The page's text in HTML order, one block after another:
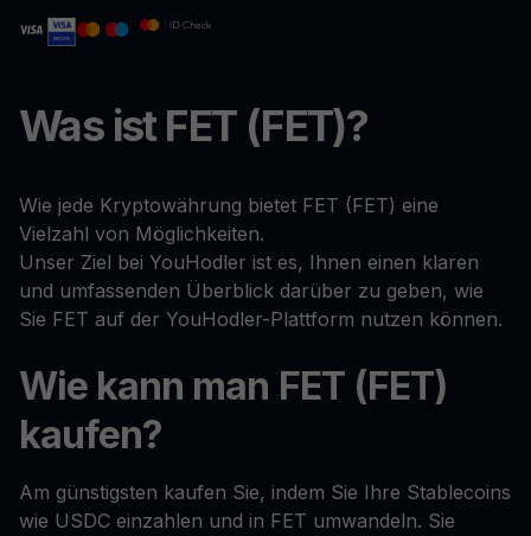
Was ist FET (FET)?
Wie jede Kryptowährung bietet FET (FET) eine
Vielzahl von Möglichkeiten.
Unser Ziel bei YouHodler ist es, Ihnen einen klaren
und umfassenden Überblick darüber zu geben, wie
Sie FET auf der YouHodler-Plattform nutzen können.
Wie kann man FET (FET)
kaufen?
Am günstigsten kaufen Sie, indem Sie Ihre Stablecoins
wie USDC einzahlen und in FET umwandeln. Sie